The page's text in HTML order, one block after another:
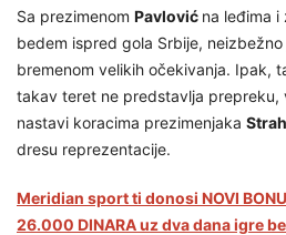
Sa prezimenom Pavlović na leđima
bedem ispred gola Srbije,
bremenom velikih očekivanja. Ipak,
takav teret ne predstavlja prepreku,
nastavi koracima prezimenjaka
dresu reprezentacije.
Meridian sport ti donosi NOVI
26.000 DINARA uz dva dana igre